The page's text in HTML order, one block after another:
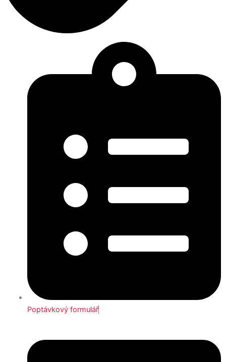
Poptávkový formulář